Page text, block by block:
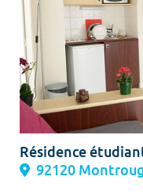
Résidence
92120